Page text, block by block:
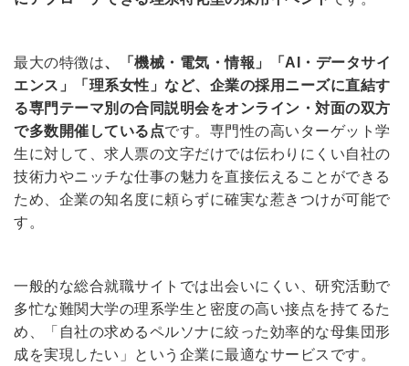
最大の特徴は、「機械・電気・情報」「AI・データサイ
エンス」「理系女性」など、企業の採用ニーズに直結す
る専門テーマ別の合同説明会をオンライン・対面の双方
で多数開催している点です。専門性の高いターゲット学
生に対して、求人票の文字だけでは伝わりにくい自社の
技術力やニッチな仕事の魅力を直接伝えることができる
ため、企業の知名度に頼らずに確実な惹きつけが可能で
す。
一般的な総合就職サイトでは出会いにくい、研究活動で
多忙な難関大学の理系学生と密度の高い接点を持てるた
め、「自社の求めるペルソナに絞った効率的な母集団形
成を実現したい」という企業に最適なサービスです。